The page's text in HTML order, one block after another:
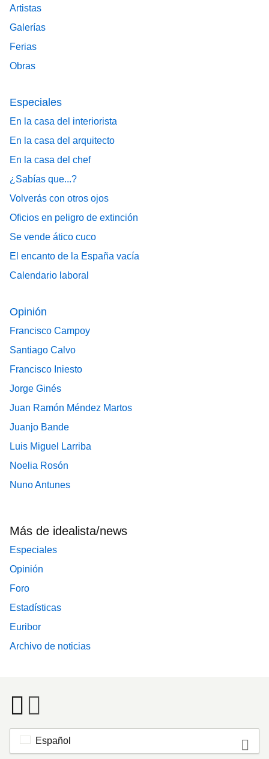
Artistas
Galerías
Ferias
Obras
Especiales
En la casa del interiorista
En la casa del arquitecto
En la casa del chef
¿Sabías que...?
Volverás con otros ojos
Oficios en peligro de extinción
Se vende ático cuco
El encanto de la España vacía
Calendario laboral
Opinión
Francisco Campoy
Santiago Calvo
Francisco Iniesto
Jorge Ginés
Juan Ramón Méndez Martos
Juanjo Bande
Luis Miguel Larriba
Noelia Rosón
Nuno Antunes
Más de idealista/news
Especiales
Opinión
Foro
Estadísticas
Euribor
Archivo de noticias
Español